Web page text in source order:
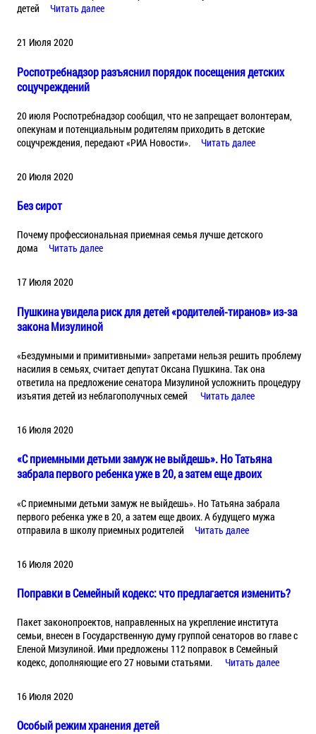
детей
Читать далее
21 Июля 2020
Роспотребнадзор разъяснил порядок посещения детских
соцучреждений
20 июля Роспотребнадзор сообщил, что не запрещает волонтерам,
опекунам и потенциальным родителям приходить в детские
соцучреждения, передают «РИА Новости».
Читать далее
20 Июля 2020
Без сирот
Почему профессиональная приемная семья лучше детского
дома
Читать далее
17 Июля 2020
Пушкина увидела риск для детей «родителей-тиранов» из-за
закона Мизулиной
«Бездумными и примитивными» запретами нельзя решить проблему
насилия в семьях, считает депутат Оксана Пушкина. Так она
ответила на предложение сенатора Мизулиной усложнить процедуру
изъятия детей из неблагополучных семей
Читать далее
16 Июля 2020
«С приемными детьми замуж не выйдешь». Но Татьяна
забрала первого ребенка уже в 20, а затем еще двоих
«С приемными детьми замуж не выйдешь». Но Татьяна забрала
первого ребенка уже в 20, а затем еще двоих. А будущего мужа
отправила в школу приемных родителей
Читать далее
16 Июля 2020
Поправки в Семейный кодекс: что предлагается изменить?
Пакет законопроектов, направленных на укрепление института
семьи, внесен в Государственную думу группой сенаторов во главе с
Еленой Мизулиной. Ими предложены 112 поправок в Семейный
кодекс, дополняющие его 27 новыми статьями.
Читать далее
16 Июля 2020
Особый режим хранения детей